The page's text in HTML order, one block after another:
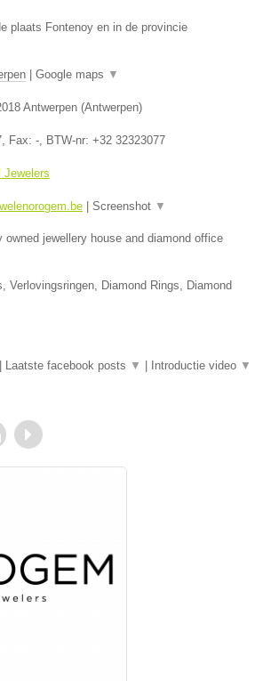
plaats Fontenoy en in de provincie
Google maps ▼
Antwerpen (Antwerpen)
, Fax: -, BTW-nr: +32 32323077
Jewelers
Screenshot ▼
owned jewellery house and diamond office
Verlovingsringen, Diamond Rings, Diamond
Laatste facebook posts ▼ Introductie video ▼